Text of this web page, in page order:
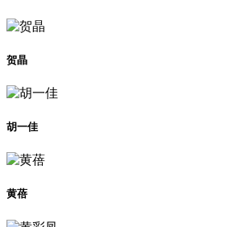
贺晶
胡一佳
黄蓓